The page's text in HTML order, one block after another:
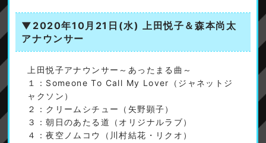
▼2020年10月21日(水) 上田悦子＆森本尚太
アナウンサー
上田悦子アナウンサー～あったまる曲～
１：Someone To Call My Lover（ジャネットジ
ャクソン）
２：クリームシチュー（矢野顕子）
３：朝日のあたる道（オリジナルラブ）
４：夜空ノムコウ（川村結花・リクオ）